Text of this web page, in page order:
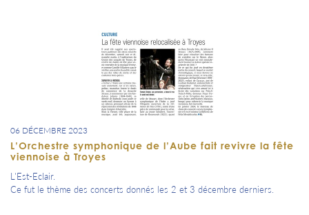
06 DÉCEMBRE 2023
L’Orchestre symphonique de l’Aube fait revivre la fête
viennoise à Troyes
L'Est-Eclair.
Ce fut le thème des concerts donnés les 2 et 3 décembre derniers.